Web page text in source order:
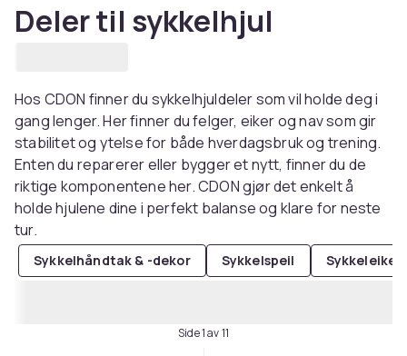
Deler til sykkelhjul
Hos CDON finner du sykkelhjuldeler som vil holde deg i
gang lenger. Her finner du felger, eiker og nav som gir
stabilitet og ytelse for både hverdagsbruk og trening.
Enten du reparerer eller bygger et nytt, finner du de
riktige komponentene her. CDON gjør det enkelt å
holde hjulene dine i perfekt balanse og klare for neste
tur.
Sykkelhåndtak & -dekor Sykkelspeil Sykkeleiker
Side 1 av 11